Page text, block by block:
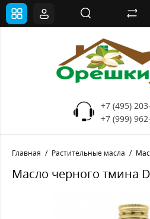
+7 (495)
+7 (999)
Главная Растительные масла
Масло черного тмина